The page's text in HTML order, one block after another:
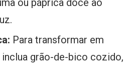
ou páprica doce ao
Para transformar em
inclua grão-de-bico cozido,